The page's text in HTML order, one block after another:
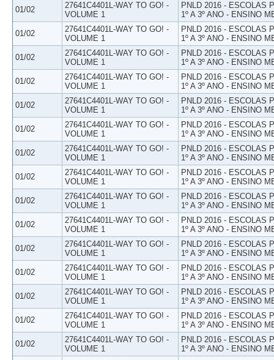
01/02
27641C4401L-WAY TO GO! -
VOLUME 1
PNLD 2016 - ESCOLAS
1º A 3º ANO - ENSINO
01/02
27641C4401L-WAY TO GO! -
VOLUME 1
PNLD 2016 - ESCOLAS
1º A 3º ANO - ENSINO
01/02
27641C4401L-WAY TO GO! -
VOLUME 1
PNLD 2016 - ESCOLAS
1º A 3º ANO - ENSINO
01/02
27641C4401L-WAY TO GO! -
VOLUME 1
PNLD 2016 - ESCOLAS
1º A 3º ANO - ENSINO
01/02
27641C4401L-WAY TO GO! -
VOLUME 1
PNLD 2016 - ESCOLAS
1º A 3º ANO - ENSINO
01/02
27641C4401L-WAY TO GO! -
VOLUME 1
PNLD 2016 - ESCOLAS
1º A 3º ANO - ENSINO
01/02
27641C4401L-WAY TO GO! -
VOLUME 1
PNLD 2016 - ESCOLAS
1º A 3º ANO - ENSINO
01/02
27641C4401L-WAY TO GO! -
VOLUME 1
PNLD 2016 - ESCOLAS
1º A 3º ANO - ENSINO
01/02
27641C4401L-WAY TO GO! -
VOLUME 1
PNLD 2016 - ESCOLAS
1º A 3º ANO - ENSINO
01/02
27641C4401L-WAY TO GO! -
VOLUME 1
PNLD 2016 - ESCOLAS
1º A 3º ANO - ENSINO
01/02
27641C4401L-WAY TO GO! -
VOLUME 1
PNLD 2016 - ESCOLAS
1º A 3º ANO - ENSINO
01/02
27641C4401L-WAY TO GO! -
VOLUME 1
PNLD 2016 - ESCOLAS
1º A 3º ANO - ENSINO
01/02
27641C4401L-WAY TO GO! -
VOLUME 1
PNLD 2016 - ESCOLAS
1º A 3º ANO - ENSINO
01/02
27641C4401L-WAY TO GO! -
VOLUME 1
PNLD 2016 - ESCOLAS
1º A 3º ANO - ENSINO
01/02
27641C4401L-WAY TO GO! -
VOLUME 1
PNLD 2016 - ESCOLAS
1º A 3º ANO - ENSINO